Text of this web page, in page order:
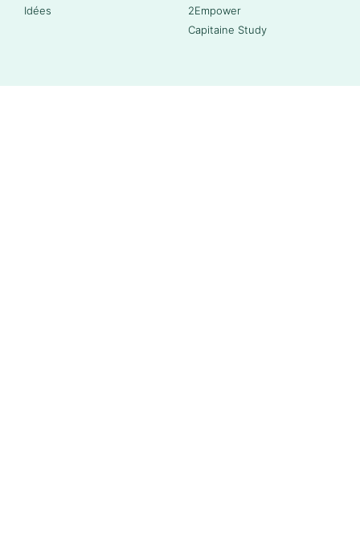
Idées
2Empower
Capitaine Study